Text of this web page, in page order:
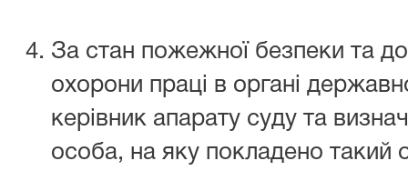
За стан пожежної безпеки та
охорони праці в органі
керівник апарату суду та
особа, на яку покладено такий